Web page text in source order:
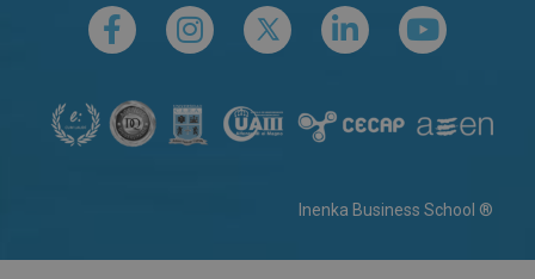
Inenka Business School ®